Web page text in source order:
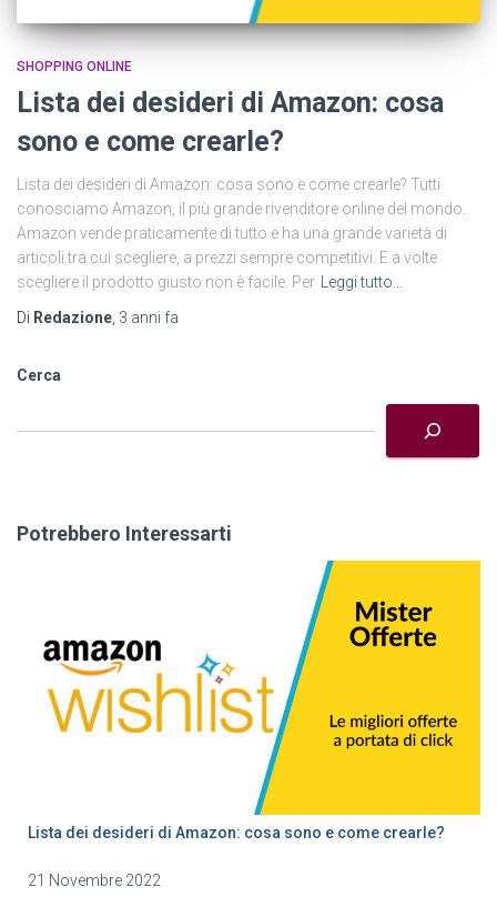
SHOPPING ONLINE
Lista dei desideri di Amazon: cosa
sono e come crearle?
Lista dei desideri di Amazon: cosa sono e come crearle? Tutti
conosciamo Amazon, il più grande rivenditore online del mondo.
Amazon vende praticamente di tutto e ha una grande varietà di
articoli tra cui scegliere, a prezzi sempre competitivi. E a volte
scegliere il prodotto giusto non è facile. Per
Leggi tutto…
Di Redazione 3 anni fa
Cerca
Potrebbero Interessarti
Lista dei desideri di Amazon: cosa sono e come crearle?
21 Novembre 2022